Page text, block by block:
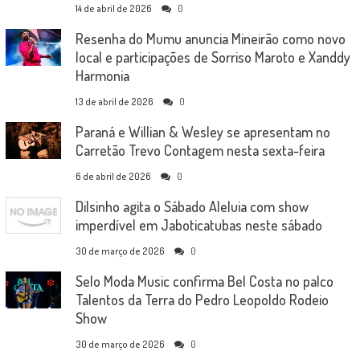
14 de abril de 2026 0
Resenha do Mumu anuncia Mineirão como novo
local e participações de Sorriso Maroto e Xanddy
Harmonia
13 de abril de 2026 0
Paraná e Willian & Wesley se apresentam no
Carretão Trevo Contagem nesta sexta-feira
6 de abril de 2026 0
Dilsinho agita o Sábado Aleluia com show
imperdível em Jaboticatubas neste sábado
30 de março de 2026 0
Selo Moda Music confirma Bel Costa no palco
Talentos da Terra do Pedro Leopoldo Rodeio
Show
30 de março de 2026 0